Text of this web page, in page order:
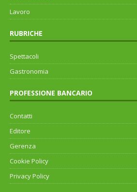
Lavoro
RUBRICHE
Spettacoli
Gastronomia
PROFESSIONE BANCARIO
Contatti
Editore
Gerenza
Cookie Policy
Privacy Policy